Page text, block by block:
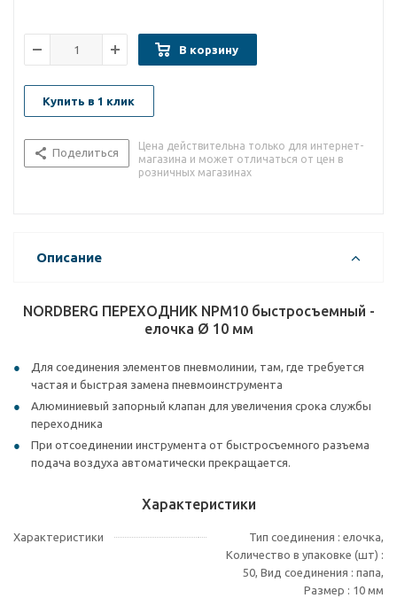
В корзину
Купить в 1 клик
Поделиться
Цена действительна только для интернет-
магазина и может отличаться от цен в
розничных магазинах
Описание
NORDBERG ПЕРЕХОДНИК NPM10 быстросъемный -
елочка Ø 10 мм
Для соединения элементов пневмолинии, там, где требуется
частая и быстрая замена пневмоинструмента
Алюминиевый запорный клапан для увеличения срока службы
переходника
При отсоединении инструмента от быстросъемного разъема
подача воздуха автоматически прекращается.
Характеристики
Характеристики
Тип соединения : елочка,
Количество в упаковке (шт) :
50, Вид соединения : папа,
Размер : 10 мм